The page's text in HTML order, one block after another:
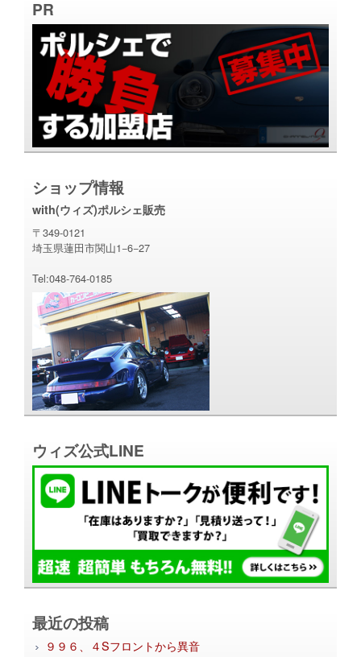
PR
ショップ情報
with(ウィズ)ポルシェ販売
〒349-0121
埼玉県蓮田市関山1−6−27
Tel:048-764-0185
ウィズ公式LINE
最近の投稿
９９６、４Sフロントから異音